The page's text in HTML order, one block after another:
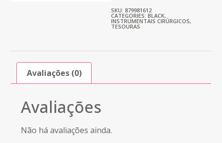
SKU: 879981612
CATEGORIES: BLACK,
INSTRUMENTAIS CIRÚRGICOS,
TESOURAS
Avaliações (0)
Avaliações
Não há avaliações ainda.